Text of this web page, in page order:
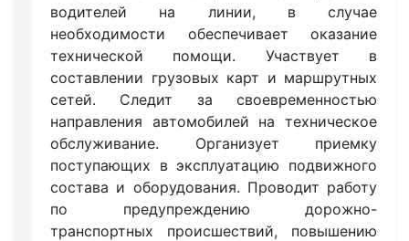
водителей на линии, в случае
необходимости обеспечивает оказание
технической помощи. Участвует в
составлении грузовых карт и маршрутных
сетей. Следит за своевременностью
направления автомобилей на техническое
обслуживание. Организует приемку
поступающих в эксплуатацию подвижного
состава и оборудования. Проводит работу
по предупреждению дорожно-
транспортных происшествий, повышению